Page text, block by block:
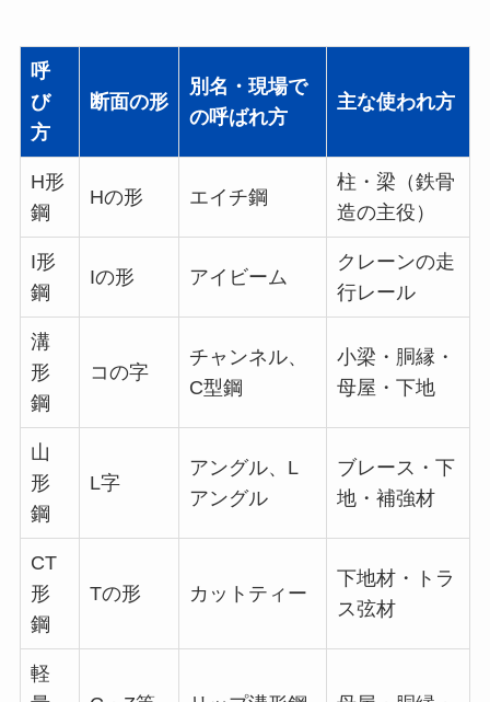
呼
び
方
断面の形
別名・現場で
の呼ばれ方
主な使われ方
H形
鋼
Hの形 エイチ鋼
柱・梁（鉄骨
造の主役）
I形
鋼
Iの形 アイビーム
クレーンの走
行レール
溝
形
鋼
コの字
チャンネル、
C型鋼
小梁・胴縁・
母屋・下地
山
形
鋼
L字
アングル、L
アングル
ブレース・下
地・補強材
CT
形
鋼
Tの形 カットティー
下地材・トラ
ス弦材
軽